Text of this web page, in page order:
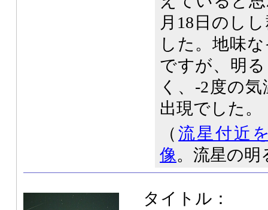
月18日のし
した。地味
ですが、明
く、-2度の
出現でした。
（流星付近
像。流星の明
タイトル：